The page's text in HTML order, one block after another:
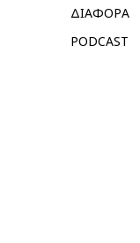
ΔΙΑΦΟΡΑ
PODCAST